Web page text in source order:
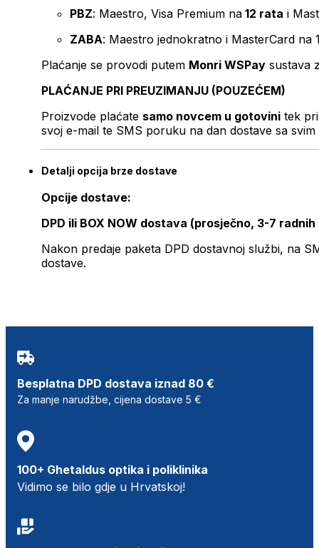
PBZ: Maestro, Visa Premium na 12 rata i
ZABA: Maestro jednokratno i MasterCard na
Plaćanje se provodi putem Monri WSPay sustava
PLAĆANJE PRI PREUZIMANJU (POUZEĆEM)
Proizvode plaćate samo novcem u gotovini tek
svoj e-mail te SMS poruku na dan dostave sa svim
Detalji opcija brze dostave
Opcije dostave:
DPD ili BOX NOW dostava (prosječno, 3-7 radnih
Nakon predaje paketa DPD dostavnoj službi, na
dostave.
Besplatna DPD dostava iznad 80 €
Za manje narudžbe, cijena dostave 5 €
100+ Ghetaldus optika i poliklinika
Vidimo se bilo gdje u Hrvatskoj!